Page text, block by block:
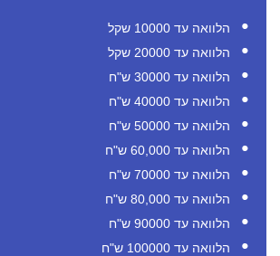
הלוואה עד 10000 שקל
הלוואה עד 20000 שקל
הלוואה עד 30000 ש"ח
הלוואה עד 40000 ש"ח
הלוואה עד 50000 ש"ח
הלוואה עד 60,000 ש"ח
הלוואה עד 70000 ש"ח
הלוואה עד 80,000 ש"ח
הלוואה עד 90000 ש"ח
הלוואה עד 100000 ש"ח